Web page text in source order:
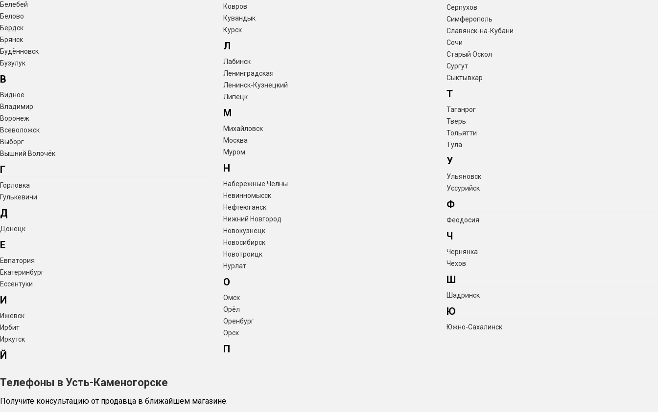
Белебей
Белово
Бердск
Брянск
Будённовск
Бузулук
В
Видное
Владимир
Воронеж
Всеволожск
Выборг
Вышний Волочёк
Г
Горловка
Гулькевичи
Д
Донецк
Е
Евпатория
Екатеринбург
Ессентуки
И
Ижевск
Ирбит
Иркутск
Й
Ковров
Кувандык
Курск
Л
Лабинск
Ленинградская
Ленинск-Кузнецкий
Липецк
М
Михайловск
Москва
Муром
Н
Набережные Челны
Невинномысск
Нефтеюганск
Нижний Новгород
Новокузнецк
Новосибирск
Новотроицк
Нурлат
О
Омск
Орёл
Оренбург
Орск
П
Серпухов
Симферополь
Славянск-на-Кубани
Сочи
Старый Оскол
Сургут
Сыктывкар
Т
Таганрог
Тверь
Тольятти
Тула
У
Ульяновск
Уссурийск
Ф
Феодосия
Ч
Чернянка
Чехов
Ш
Шадринск
Ю
Южно-Сахалинск
Телефоны в Усть-Каменогорске
Получите консультацию от продавца в ближайшем магазине.